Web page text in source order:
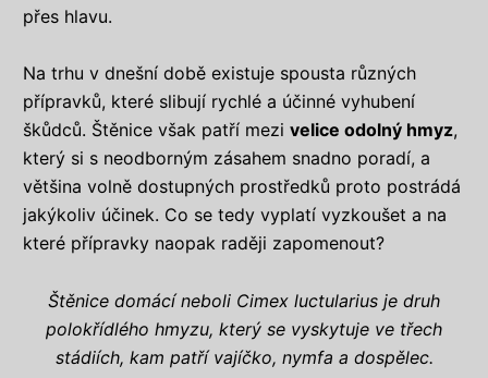
přes hlavu.
Na trhu v dnešní době existuje spousta různých
přípravků, které slibují rychlé a účinné vyhubení
škůdců. Štěnice však patří mezi velice odolný hmyz,
který si s neodborným zásahem snadno poradí, a
většina volně dostupných prostředků proto postrádá
jakýkoliv účinek. Co se tedy vyplatí vyzkoušet a na
které přípravky naopak raději zapomenout?
Štěnice domácí neboli Cimex luctularius je druh
polokřídlého hmyzu, který se vyskytuje ve třech
stádiích, kam patří vajíčko, nymfa a dospělec.